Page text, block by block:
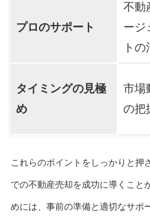
プロのサポート
不動
ージ
トの
タイミングの見極
め
市場
の把
これらのポイントをしっかりと押
での不動産売却を成功に導くこと
めには、事前の準備と適切なサポ